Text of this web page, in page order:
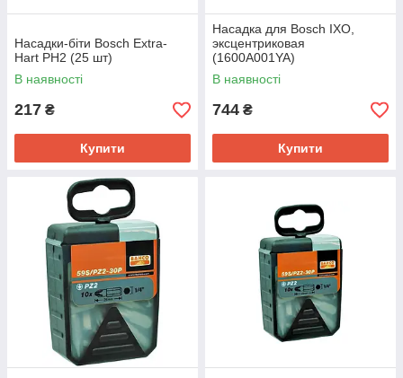
Насадки-біти Bosch Extra-
Hart PH2 (25 шт)
В наявності
217 ₴
Купити
Насадка для Bosch IXO,
эксцентриковая
(1600A001YA)
В наявності
744 ₴
Купити